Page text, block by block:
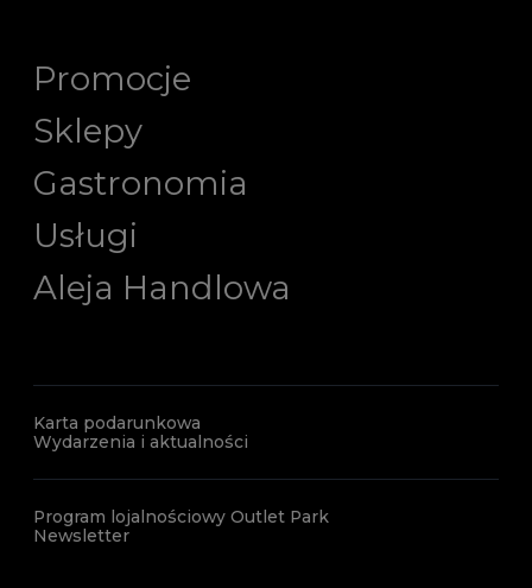
Promocje
Sklepy
Gastronomia
Usługi
Aleja Handlowa
Karta podarunkowa
Wydarzenia i aktualności
Program lojalnościowy Outlet Park
Newsletter